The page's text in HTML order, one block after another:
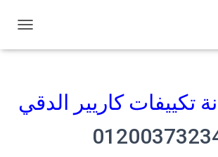
ب
ل
تكييفات كاريير الدقي